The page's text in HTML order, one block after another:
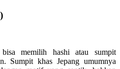
memilih hashi atau sumpit
Sumpit khas Jepang umumnya